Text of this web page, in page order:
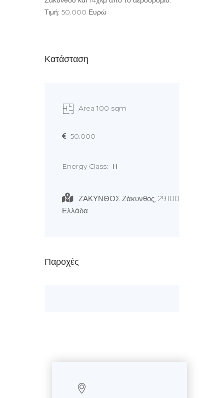
Τιμή: 50.000 Ευρώ
Κατάσταση
Area 100 sqm
50.000
Energy Class: Η
ΖΑΚΥΝΘΟΣ Ζάκυνθος, 29100
Ελλάδα
Παροχές